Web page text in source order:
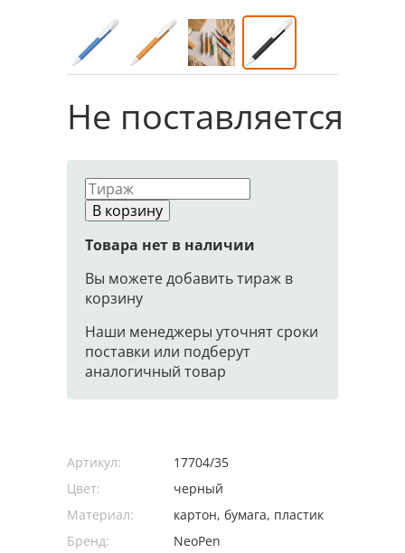
Не поставляется
В корзину
Товара нет в наличии
Вы можете добавить тираж в
корзину
Наши менеджеры уточнят сроки
поставки или подберут
аналогичный товар
Артикул:
17704/35
Цвет:
черный
Материал:
картон, бумага, пластик
Бренд:
NeoPen